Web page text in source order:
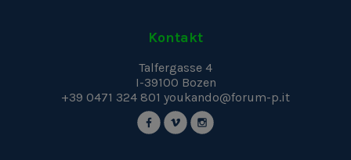
Kontakt
Talfergasse 4
I-39100 Bozen
+39 0471 324 801 youkando@forum-p.it